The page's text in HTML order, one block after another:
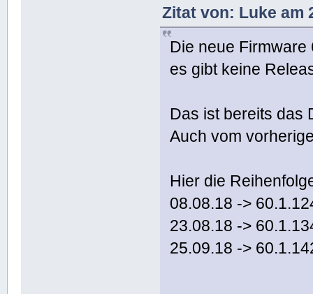
Zitat von: Luke am
Die neue
es gibt keine
Das ist bereits das
Auch vom
Hier die
08.08.18 ->
23.08.18 ->
25.09.18 ->